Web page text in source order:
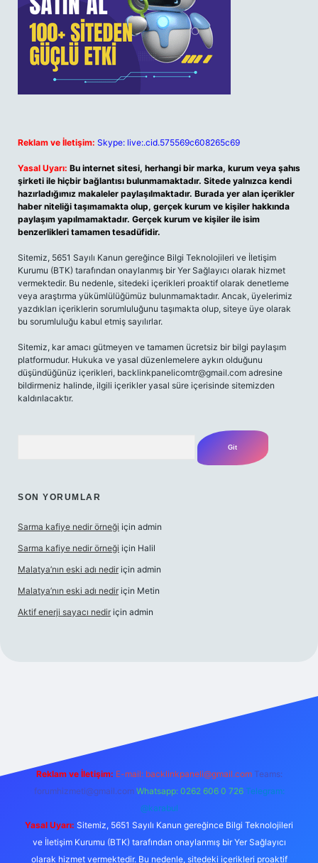
Reklam ve İletişim: Skype: live:.cid.575569c608265c69
Yasal Uyarı: Bu internet sitesi, herhangi bir marka, kurum veya şahıs
şirketi ile hiçbir bağlantısı bulunmamaktadır. Sitede yalnızca kendi
hazırladığımız makaleler paylaşılmaktadır. Burada yer alan içerikler
haber niteliği taşımamakta olup, gerçek kurum ve kişiler hakkında
paylaşım yapılmamaktadır. Gerçek kurum ve kişiler ile isim
benzerlikleri tamamen tesadüfidir.
Sitemiz, 5651 Sayılı Kanun gereğince Bilgi Teknolojileri ve İletişim
Kurumu (BTK) tarafından onaylanmış bir Yer Sağlayıcı olarak hizmet
vermektedir. Bu nedenle, sitedeki içerikleri proaktif olarak denetleme
veya araştırma yükümlülüğümüz bulunmamaktadır. Ancak, üyelerimiz
yazdıkları içeriklerin sorumluluğunu taşımakta olup, siteye üye olarak
bu sorumluluğu kabul etmiş sayılırlar.
Sitemiz, kar amacı gütmeyen ve tamamen ücretsiz bir bilgi paylaşım
platformudur. Hukuka ve yasal düzenlemelere aykırı olduğunu
düşündüğünüz içerikleri, backlinkpanelicomtr@gmail.com adresine
bildirmeniz halinde, ilgili içerikler yasal süre içerisinde sitemizden
kaldırılacaktır.
SON YORUMLAR
Sarma kafiye nedir örneği için admin
Sarma kafiye nedir örneği için Halil
Malatya’nın eski adı nedir için admin
Malatya’nın eski adı nedir için Metin
Aktif enerji sayacı nedir için admin
Reklam ve İletişim: E-mail: backlinkpaneli@gmail.com Teams:
forumhizmeti@gmail.com Whatsapp: 0262 606 0 726 Telegram:
@karabul
Yasal Uyarı: Sitemiz, 5651 Sayılı Kanun gereğince Bilgi Teknolojileri
ve İletişim Kurumu (BTK) tarafından onaylanmış bir Yer Sağlayıcı
olarak hizmet vermektedir. Bu nedenle, sitedeki içerikleri proaktif